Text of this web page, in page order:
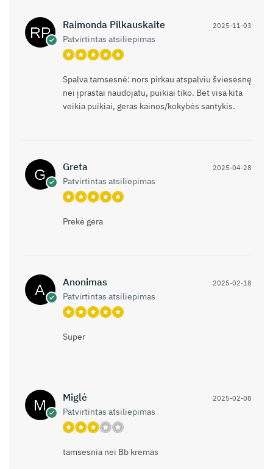
Raimonda Pilkauskaite
Patvirtintas atsiliepimas
2025-11-03
Spalva tamsesnė: nors pirkau atspalviu šviesesnę
nei įprastai naudojatu, puikiai tiko. Bet visa kita
veikia puikiai, geras kainos/kokybės santykis.
Greta
Patvirtintas atsiliepimas
2025-04-28
Prekė gera
Anonimas
Patvirtintas atsiliepimas
2025-02-18
Super
Miglė
Patvirtintas atsiliepimas
2025-02-08
tamsesnia nei Bb kremas